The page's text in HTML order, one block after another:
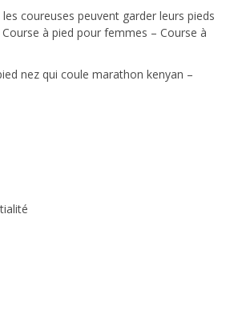
coureuses peuvent garder leurs pieds
à pied pour femmes – Course à
nez qui coule marathon kenyan –